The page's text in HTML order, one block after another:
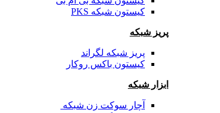
کیستون شبکه PKS
پریز شبکه
پریز شبکه لگراند
کیستون باکس روکار
ابزار شبکه
آچار سوکت زن شبکه